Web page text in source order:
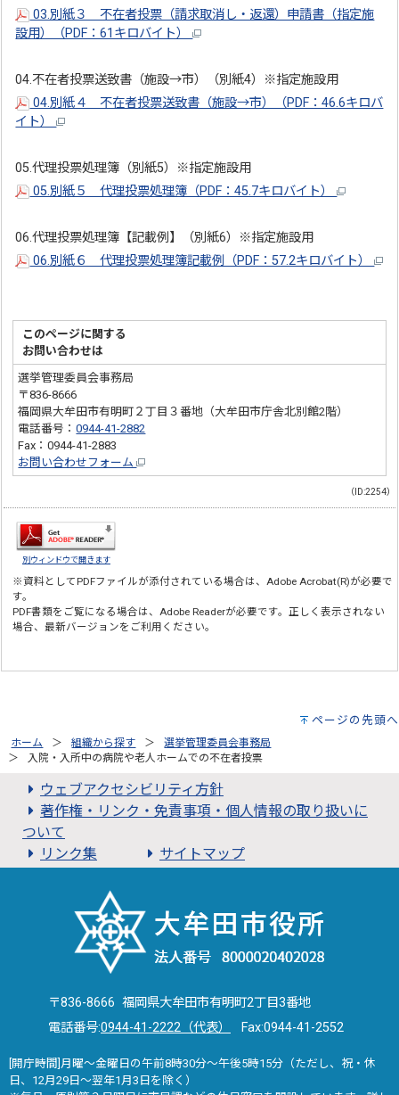
03.別紙３ 不在者投票（請求取消し・返還）申請書（指定施
設用）（PDF：61キロバイト）
04.不在者投票送致書（施設→市）（別紙4）※指定施設用
04.別紙４ 不在者投票送致書（施設→市）（PDF：46.6キロバ
イト）
05.代理投票処理簿（別紙5）※指定施設用
05.別紙５ 代理投票処理簿（PDF：45.7キロバイト）
06.代理投票処理簿【記載例】（別紙6）※指定施設用
06.別紙６ 代理投票処理簿記載例（PDF：57.2キロバイト）
このページに関する
お問い合わせは
選挙管理委員会事務局
〒836-8666
福岡県大牟田市有明町２丁目３番地（大牟田市庁舎北別館2階）
電話番号：0944-41-2882
Fax：0944-41-2883
お問い合わせフォーム
（ID:2254）
別ウィンドウで開きます
※資料としてPDFファイルが添付されている場合は、Adobe Acrobat(R)が必要で
す。
PDF書類をご覧になる場合は、Adobe Readerが必要です。正しく表示されない
場合、最新バージョンをご利用ください。
ページの先頭へ
ホーム 組織から探す
選挙管理委員会事務局
入院・入所中の病院や老人ホームでの不在者投票
ウェブアクセシビリティ方針
著作権・リンク・免責事項・個人情報の取り扱いに
ついて
リンク集
サイトマップ
〒836-8666 福岡県大牟田市有明町2丁目3番地
電話番号:0944-41-2222（代表） Fax:0944-41-2552
[開庁時間]月曜～金曜日の午前8時30分～午後5時15分（ただし、祝・休
日、12月29日～翌年1月3日を除く）